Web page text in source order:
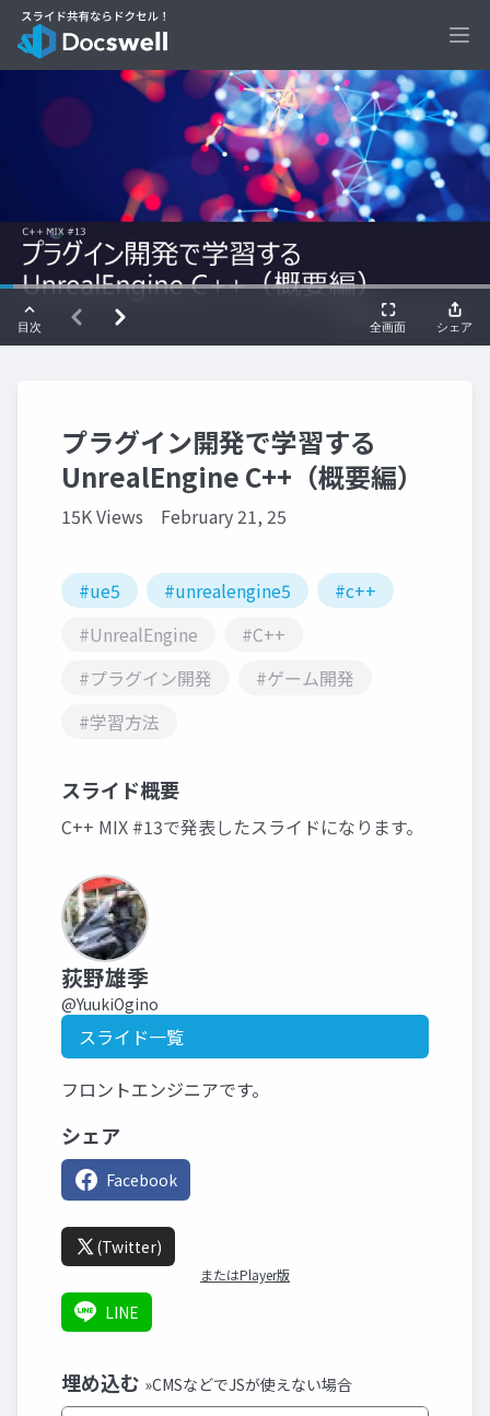
プラグイン開発で学習する
UnrealEngine C++（概要編）
15K Views February 21, 25
#ue5 #unrealengine5
#c++
#UnrealEngine
#C++
#プラグイン開発
#ゲーム開発
#学習方法
スライド概要
C++ MIX #13で発表したスライドになります。
荻野雄季
@YuukiOgino
スライド一覧
フロントエンジニアです。
シェア
Facebook
(Twitter)
またはPlayer版
LINE
埋め込む »CMSなどでJSが使えない場合